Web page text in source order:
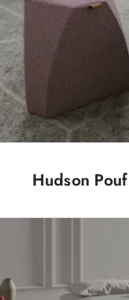
Hudson Pouf